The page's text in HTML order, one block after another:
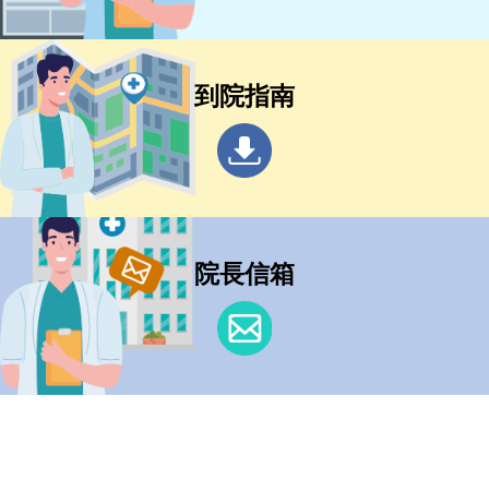
到院指南
院長信箱